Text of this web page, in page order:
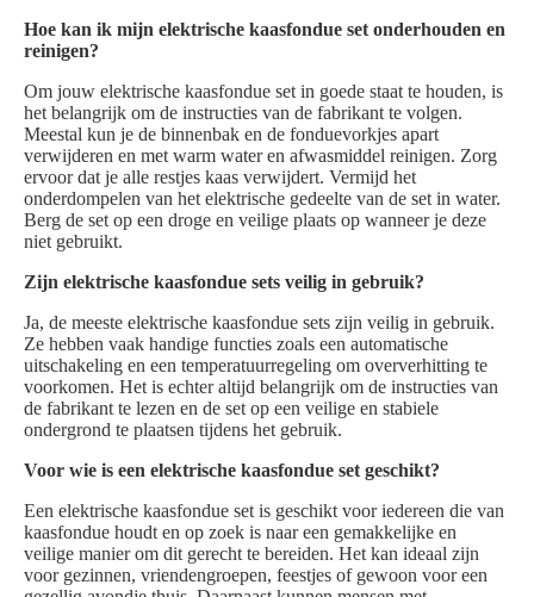
Hoe kan ik mijn elektrische kaasfondue set onderhouden en
reinigen?
Om jouw elektrische kaasfondue set in goede staat te houden, is
het belangrijk om de instructies van de fabrikant te volgen.
Meestal kun je de binnenbak en de fonduevorkjes apart
verwijderen en met warm water en afwasmiddel reinigen. Zorg
ervoor dat je alle restjes kaas verwijdert. Vermijd het
onderdompelen van het elektrische gedeelte van de set in water.
Berg de set op een droge en veilige plaats op wanneer je deze
niet gebruikt.
Zijn elektrische kaasfondue sets veilig in gebruik?
Ja, de meeste elektrische kaasfondue sets zijn veilig in gebruik.
Ze hebben vaak handige functies zoals een automatische
uitschakeling en een temperatuurregeling om oververhitting te
voorkomen. Het is echter altijd belangrijk om de instructies van
de fabrikant te lezen en de set op een veilige en stabiele
ondergrond te plaatsen tijdens het gebruik.
Voor wie is een elektrische kaasfondue set geschikt?
Een elektrische kaasfondue set is geschikt voor iedereen die van
kaasfondue houdt en op zoek is naar een gemakkelijke en
veilige manier om dit gerecht te bereiden. Het kan ideaal zijn
voor gezinnen, vriendengroepen, feestjes of gewoon voor een